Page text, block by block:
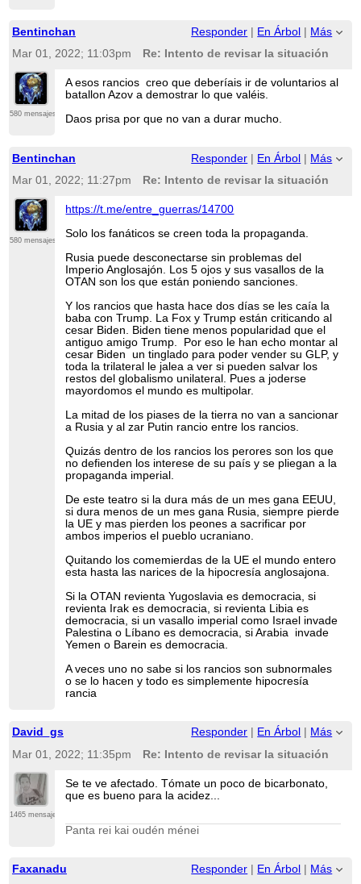
Bentinchan Responder En Árbol
Más
Mar 01, 2022; 11:03pm
Re: Intento de revisar la situación
580 mensajes
A esos rancios creo que deberíais ir de voluntarios al
batallon Azov a demostrar lo que valéis.
Daos prisa por que no van a durar mucho.
Bentinchan Responder | En Árbol | Más
Mar 01, 2022; 11:27pm
Re: Intento de revisar la situación
580 mensajes
https://t.me/entre_guerras/14700
Solo los fanáticos se creen toda la propaganda.
Rusia puede desconectarse sin problemas del
Imperio Anglosajón. Los 5 ojos y sus vasallos de la
OTAN son los que están poniendo sanciones.
Y los rancios que hasta hace dos días se les caía la
baba con Trump. La Fox y Trump están criticando al
cesar Biden. Biden tiene menos popularidad que el
antiguo amigo Trump. Por eso le han echo montar al
cesar Biden un tinglado para poder vender su GLP, y
toda la trilateral le jalea a ver si pueden salvar los
restos del globalismo unilateral. Pues a joderse
mayordomos el mundo es multipolar.
La mitad de los piases de la tierra no van a sancionar
a Rusia y al zar Putin rancio entre los rancios.
Quizás dentro de los rancios los perores son los que
no defienden los interese de su país y se pliegan a la
propaganda imperial.
De este teatro si la dura más de un mes gana EEUU,
si dura menos de un mes gana Rusia, siempre pierde
la UE y mas pierden los peones a sacrificar por
ambos imperios el pueblo ucraniano.
Quitando los comemierdas de la UE el mundo entero
esta hasta las narices de la hipocresía anglosajona.
Si la OTAN revienta Yugoslavia es democracia, si
revienta Irak es democracia, si revienta Libia es
democracia, si un vasallo imperial como Israel invade
Palestina o Líbano es democracia, si Arabia invade
Yemen o Barein es democracia.
A veces uno no sabe si los rancios son subnormales
o se lo hacen y todo es simplemente hipocresía
rancia
David_gs Responder En Árbol
Más
Mar 01, 2022; 11:35pm
Re: Intento de revisar la situación
1465 mensajes
Se te ve afectado. Tómate un poco de bicarbonato,
que es bueno para la acidez...
Panta rei kai oudén ménei
Faxanadu Responder En Árbol
Más